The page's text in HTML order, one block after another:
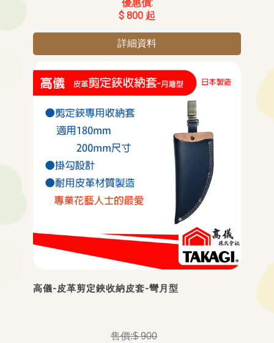
$ 800 起
詳細資料
高儀-皮革剪定鋏收納皮套-彎月型
$ 900